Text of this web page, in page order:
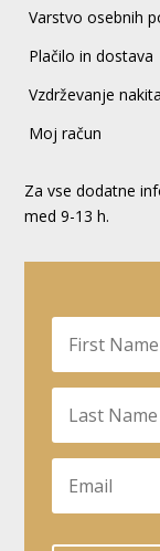
Varstvo osebnih
Plačilo in dostava
Vzdrževanje nakita
Moj račun
Za vse dodatne
med 9-13 h.